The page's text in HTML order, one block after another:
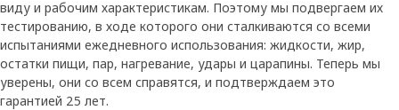
виду и рабочим характеристикам. Поэтому мы подвергаем их
тестированию, в ходе которого они сталкиваются со всеми
испытаниями ежедневного использования: жидкости, жир,
остатки пищи, пар, нагревание, удары и царапины. Теперь мы
уверены, они со всем справятся, и подтверждаем это
гарантией 25 лет.